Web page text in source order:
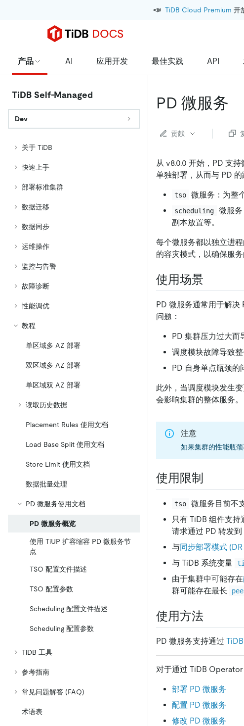
📣 TiDB Cloud Premium 开
产品 AI 应用开发 最佳实践 API
TiDB Self-Managed
Dev
关于 TiDB
快速上手
部署标准集群
数据迁移
数据同步
运维操作
监控与告警
故障诊断
性能调优
教程
单区域多 AZ 部署
双区域多 AZ 部署
单区域双 AZ 部署
读取历史数据
Placement Rules 使用文档
Load Base Split 使用文档
Store Limit 使用文档
数据批量处理
PD 微服务使用文档
PD 微服务概览
使用 TiUP 扩容缩容 PD 微服务节
点
TSO 配置文件描述
TSO 配置参数
Scheduling 配置文件描述
Scheduling 配置参数
TiDB 工具
参考指南
常见问题解答 (FAQ)
术语表
PD 微服务
贡献
从 v8.0.0 开始，PD 支
单独部署，从而与 PD
tso 微服务：为整
scheduling
微服
副本放置等。
每个微服务都以独立进
的容灾模式，以确保服
使用场景
PD 微服务通常用于解决
问题：
PD 集群压力过大而
调度模块故障导致
PD 自身单点瓶颈的
此外，当调度模块发生
会影响集群的整体服务。
注意
如果集群的性能瓶
使用限制
tso 微服务目前不
只有 TiDB 组件支
请求通过 PD 转发到
与同步部署模式
与 TiDB 系统变量
由于集群中可能存在
群可能存在最长
使用方法
PD 微服务支持通过
对于通过 TiDB Operator
部署 PD 微服务
配置 PD 微服务
修改 PD 微服务